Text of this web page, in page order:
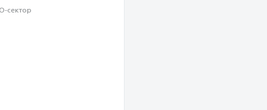
сектор